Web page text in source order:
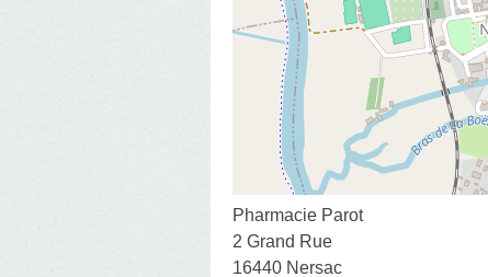
Pharmacie Parot
2 Grand Rue
16440 Nersac